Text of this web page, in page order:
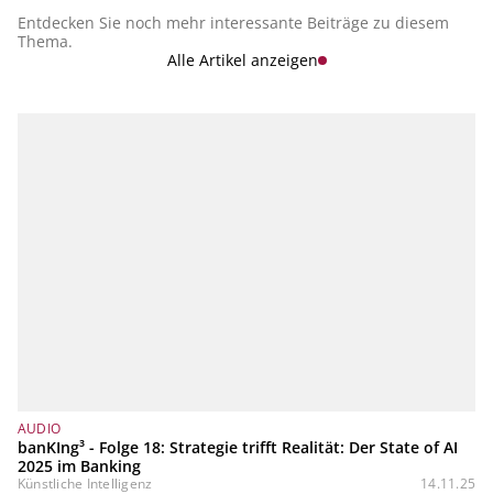
Entdecken Sie noch mehr interessante Beiträge zu diesem
Thema.
Alle Artikel anzeigen
AUDIO
banKIng³ - Folge 18: Strategie trifft Realität: Der State of AI
2025 im Banking
Künstliche Intelligenz 14.11.25